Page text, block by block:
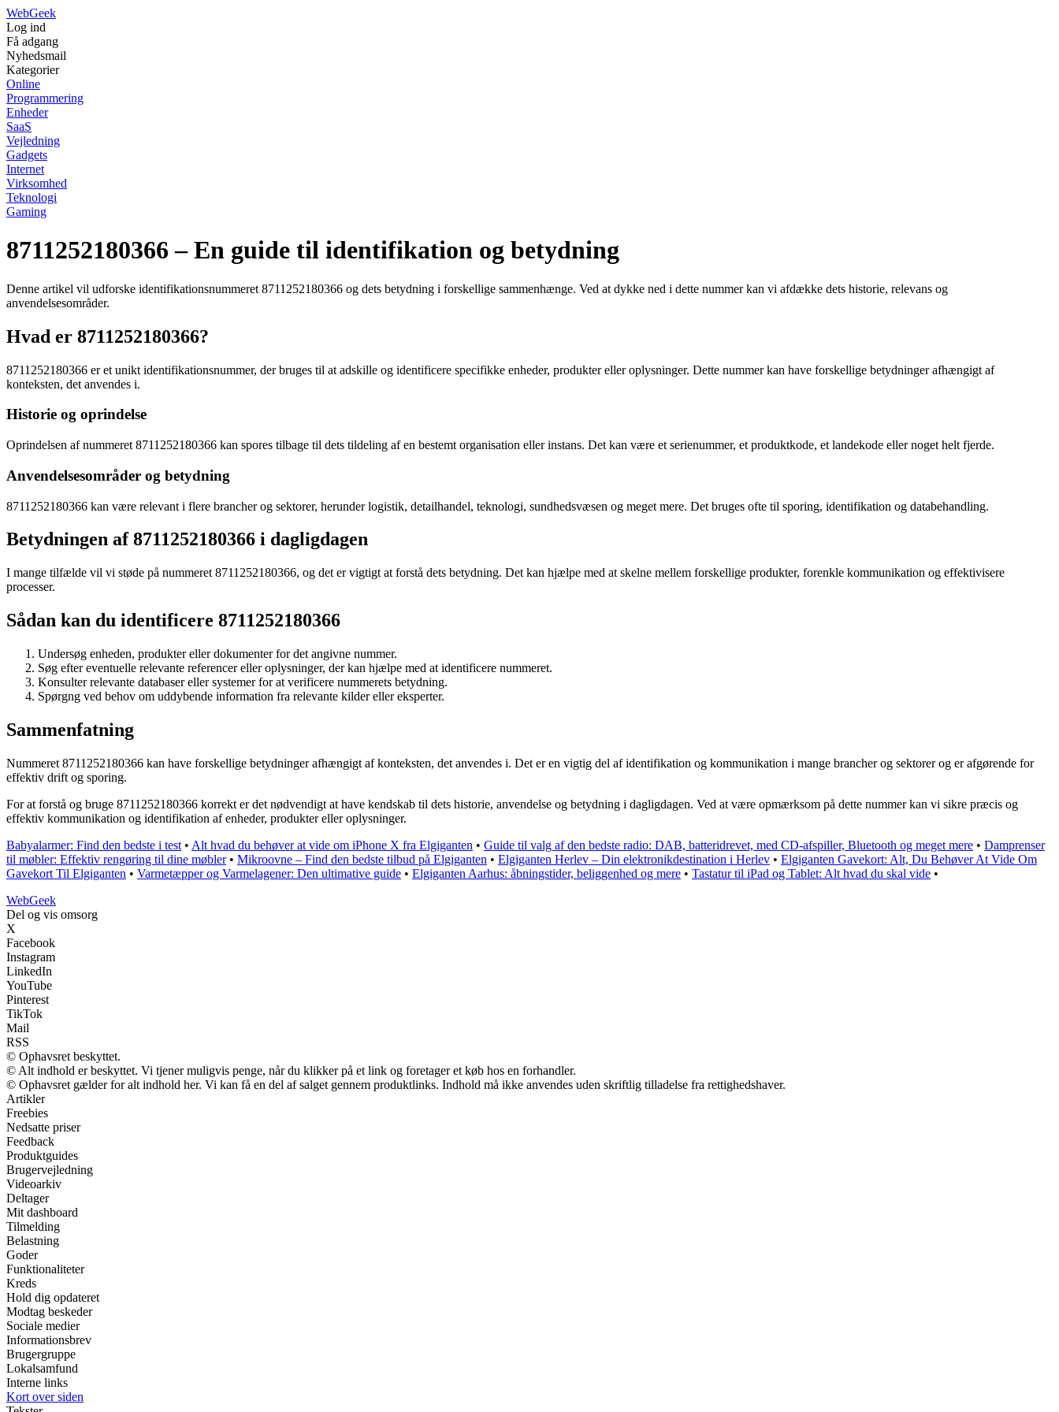
WebGeek
Log ind
Få adgang
Nyhedsmail
Kategorier
Online
Programmering
Enheder
SaaS
Vejledning
Gadgets
Internet
Virksomhed
Teknologi
Gaming
8711252180366 – En guide til identifikation og betydning
Denne artikel vil udforske identifikationsnummeret 8711252180366 og dets betydning i forskellige sammenhænge. Ved at dykke ned i dette nummer kan vi afdække dets historie, relevans og
anvendelsesområder.
Hvad er 8711252180366?
8711252180366 er et unikt identifikationsnummer, der bruges til at adskille og identificere specifikke enheder, produkter eller oplysninger. Dette nummer kan have forskellige betydninger afhængigt af
konteksten, det anvendes i.
Historie og oprindelse
Oprindelsen af ​​nummeret 8711252180366 kan spores tilbage til dets tildeling af en bestemt organisation eller instans. Det kan være et serienummer, et produktkode, et landekode eller noget helt fjerde.
Anvendelsesområder og betydning
8711252180366 kan være relevant i flere brancher og sektorer, herunder logistik, detailhandel, teknologi, sundhedsvæsen og meget mere. Det bruges ofte til sporing, identifikation og databehandling.
Betydningen af 8711252180366 i dagligdagen
I mange tilfælde vil vi støde på nummeret 8711252180366, og det er vigtigt at forstå dets betydning. Det kan hjælpe med at skelne mellem forskellige produkter, forenkle kommunikation og effektivisere
processer.
Sådan kan du identificere 8711252180366
Undersøg enheden, produkter eller dokumenter for det angivne nummer.
Søg efter eventuelle relevante referencer eller oplysninger, der kan hjælpe med at identificere nummeret.
Konsulter relevante databaser eller systemer for at verificere nummerets betydning.
Spørgng ved behov om uddybende information fra relevante kilder eller eksperter.
Sammenfatning
Nummeret 8711252180366 kan have forskellige betydninger afhængigt af konteksten, det anvendes i. Det er en vigtig del af identifikation og kommunikation i mange brancher og sektorer og er afgørende for
effektiv drift og sporing.
For at forstå og bruge 8711252180366 korrekt er det nødvendigt at have kendskab til dets historie, anvendelse og betydning i dagligdagen. Ved at være opmærksom på dette nummer kan vi sikre præcis og
effektiv kommunikation og identifikation af enheder, produkter eller oplysninger.
Babyalarmer: Find den bedste i test • Alt hvad du behøver at vide om iPhone X fra Elgiganten • Guide til valg af den bedste radio: DAB, batteridrevet, med CD-afspiller, Bluetooth og meget mere • Damprenser
til møbler: Effektiv rengøring til dine møbler• Mikroovne – Find den bedste tilbud på Elgiganten • Elgiganten Herlev – Din elektronikdestination i Herlev • Elgiganten Gavekort: Alt, Du Behøver At Vide Om
Gavekort Til Elgiganten • Varmetæpper og Varmelagener: Den ultimative guide • Elgiganten Aarhus: åbningstider, beliggenhed og mere • Tastatur til iPad og Tablet: Alt hvad du skal vide •
WebGeek
Del og vis omsorg
X
Facebook
Instagram
LinkedIn
YouTube
Pinterest
TikTok
Mail
RSS
© Ophavsret beskyttet.
© Alt indhold er beskyttet. Vi tjener muligvis penge, når du klikker på et link og foretager et køb hos en forhandler.
© Ophavsret gælder for alt indhold her. Vi kan få en del af salget gennem produktlinks. Indhold må ikke anvendes uden skriftlig tilladelse fra rettighedshaver.
Artikler
Freebies
Nedsatte priser
Feedback
Produktguides
Brugervejledning
Videoarkiv
Deltager
Mit dashboard
Tilmelding
Belastning
Goder
Funktionaliteter
Kreds
Hold dig opdateret
Modtag beskeder
Sociale medier
Informationsbrev
Brugergruppe
Lokalsamfund
Interne links
Kort over siden